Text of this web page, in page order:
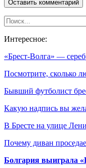
Интересное:
«Брест-Волга» —
Посмотрите, сколько
Бывший футболист
Какую надпись вы
В Бресте на улице
Почему диван
Болгария выиграла